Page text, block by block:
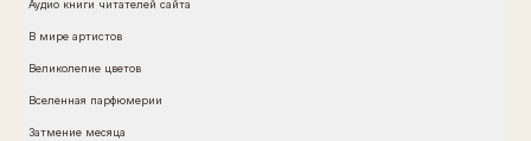
Аудио книги читателей сайта
В мире артистов
Великолепие цветов
Вселенная парфюмерии
Затмение месяца